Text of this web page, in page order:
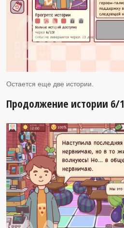
Остается еще две истории.
Продолжение истории 6/1